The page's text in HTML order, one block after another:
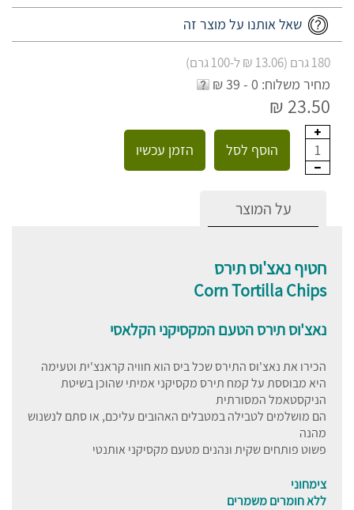
שאל אותנו על מוצר זה
180 גרם (13.06 ₪ ל-100 גרם)
מחיר משלוח: 0 - 39 ₪
23.50 ₪
1 הוסף לסל הזמן עכשיו
על המוצר
חטיף נאצ'וס תירס
Corn Tortilla Chips
נאצ'וס תירס הטעם המקסיקני הקלאסי
הכירו את נאצ'וס התירס שכל ביס הוא חוויה קראנצ'ית וטעימה
היא מבוססת על קמח תירס מקסיקני אמיתי שהוכן בשיטת
הניקסטאמל המסורתית
הם מושלמים לטבילה במטבלים האהובים עליכם, או סתם לנשנוש
מהנה
פשוט פותחים שקית ונהנים מטעם מקסיקני אותנטי
צימחוני
ללא חומרים משמרים